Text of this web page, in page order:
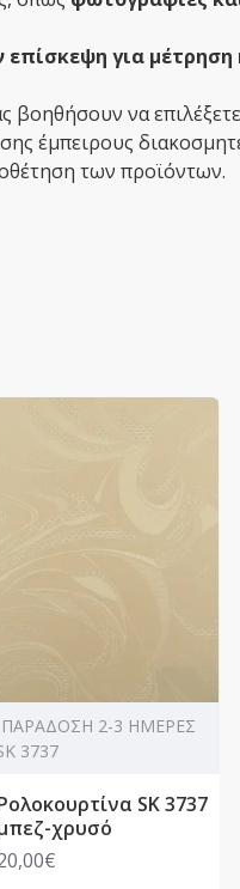
επίσκεψη για μέτρηση
να
έμπειρους
των προϊόντων.
ΠΑΡΑΔΟΣΗ 2-3 ΗΜΕΡΕΣ
3737
SK 3737
χρυσό